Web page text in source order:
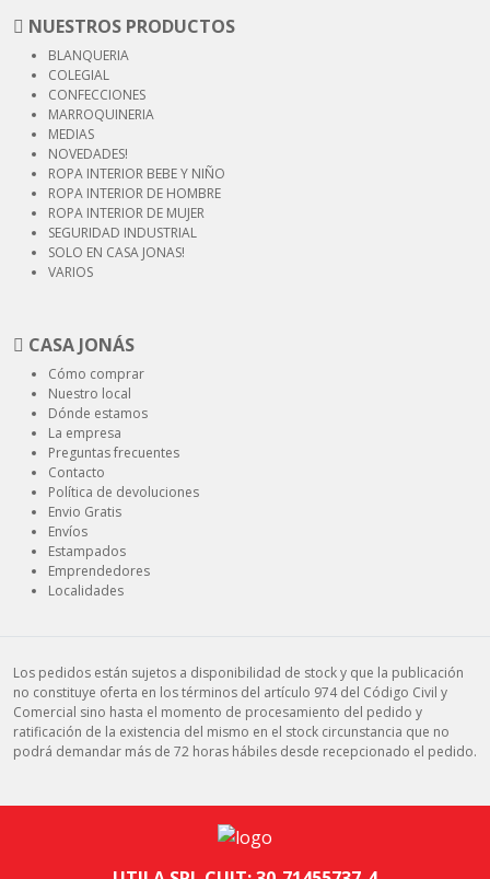
NUESTROS PRODUCTOS
BLANQUERIA
COLEGIAL
CONFECCIONES
MARROQUINERIA
MEDIAS
NOVEDADES!
ROPA INTERIOR BEBE Y NIÑO
ROPA INTERIOR DE HOMBRE
ROPA INTERIOR DE MUJER
SEGURIDAD INDUSTRIAL
SOLO EN CASA JONAS!
VARIOS
CASA JONÁS
Cómo comprar
Nuestro local
Dónde estamos
La empresa
Preguntas frecuentes
Contacto
Política de devoluciones
Envio Gratis
Envíos
Estampados
Emprendedores
Localidades
Los pedidos están sujetos a disponibilidad de stock y que la publicación
no constituye oferta en los términos del artículo 974 del Código Civil y
Comercial sino hasta el momento de procesamiento del pedido y
ratificación de la existencia del mismo en el stock circunstancia que no
podrá demandar más de 72 horas hábiles desde recepcionado el pedido.